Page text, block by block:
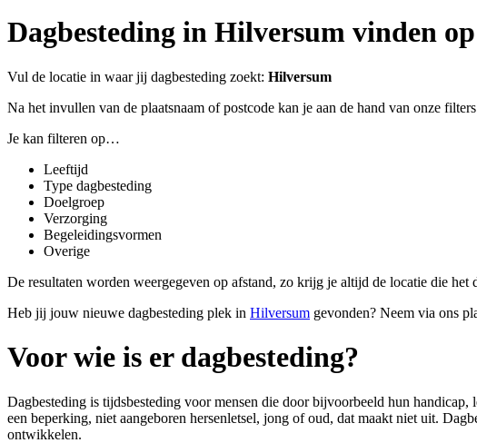
Dagbesteding in Hilversum vinden
Vul de locatie in waar jij dagbesteding zoekt: Hilversum
Na het invullen van de plaatsnaam of postcode kan je aan de hand van onze
Je kan filteren op…
Leeftijd
Type dagbesteding
Doelgroep
Verzorging
Begeleidingsvormen
Overige
De resultaten worden weergegeven op afstand, zo krijg je altijd de locatie die het
Heb jij jouw nieuwe dagbesteding plek in Hilversum gevonden? Neem via ons
Voor wie is er dagbesteding?
Dagbesteding is tijdsbesteding voormensen die door bijvoorbeeld hun handicap,
een beperking, niet aangeboren hersenletsel, jong of oud, dat maakt niet uit.
ontwikkelen.